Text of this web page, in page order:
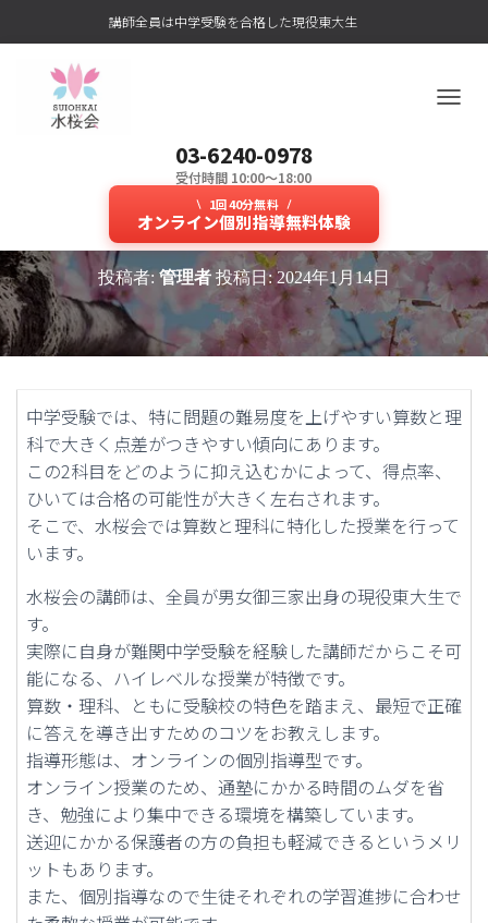
講師全員は中学受験を合格した現役東大生
03-6240-0978
受付時間 10:00～18:00
1回40分無料
オンライン個別指導無料体験
を
切
り
替
え
算数と理科の学力向上に特化した
御三家出身講師が教える塾！
投稿者: 管理者 投稿日:2024年1月14日
中学受験では、特に問題の難易度を上げやすい算数と理
科で大きく点差がつきやすい傾向にあります。
この2科目をどのように抑え込むかによって、得点率、
ひいては合格の可能性が大きく左右されます。
そこで、水桜会では算数と理科に特化した授業を行って
います。
水桜会の講師は、全員が男女御三家出身の現役東大生で
す。
実際に自身が難関中学受験を経験した講師だからこそ可
能になる、ハイレベルな授業が特徴です。
算数・理科、ともに受験校の特色を踏まえ、最短で正確
に答えを導き出すためのコツをお教えします。
指導形態は、オンラインの個別指導型です。
オンライン授業のため、通塾にかかる時間のムダを省
き、勉強により集中できる環境を構築しています。
送迎にかかる保護者の方の負担も軽減できるというメリ
ットもあります。
また、個別指導なので生徒それぞれの学習進捗に合わせ